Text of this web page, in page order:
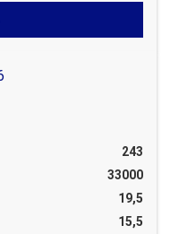
243
33000
19,5
15,5